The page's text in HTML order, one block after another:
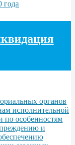
года
органов
исполнительной
по особенностям
и